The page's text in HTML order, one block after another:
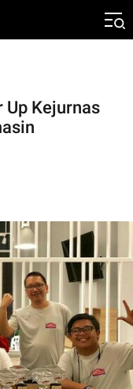
Up Kejurnas